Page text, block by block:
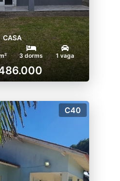
CASA
3 dorms 1 vaga
C40